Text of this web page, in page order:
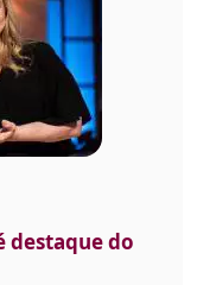
destaque do